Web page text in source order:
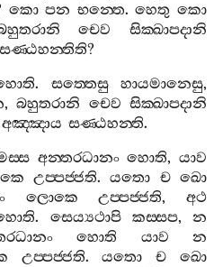
කො පන භන‍්තෙ.හෙතු කො
චෙව
සික‍්ඛාපදානි
සණ‍්ඨහන‍්තිති?
. සත‍්තෙසු හායමානෙසු,
, බහුතරානි චෙව සික‍්ඛාපදානි
අඤ‍්ඤාය සණ‍්ඨහන‍්ති.
අන‍්තරධානං හොති,යාව
උප‍්පජ‍්ජති.යතො ච ඛො
ලොකෙ උප‍්පජ‍්ජති, අථ
. සෙය්‍යථාපි කස‍්සප,න
හොති යාව
න
උප‍්පජ‍්ජති.යතො ච
ඛො